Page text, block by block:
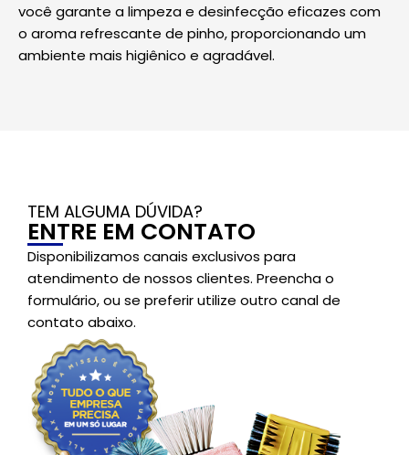
você garante a limpeza e desinfecção eficazes com
o aroma refrescante de pinho, proporcionando um
ambiente mais higiênico e agradável.
TEM ALGUMA DÚVIDA?
ENTRE EM CONTATO
Disponibilizamos canais exclusivos para
atendimento de nossos clientes. Preencha o
formulário, ou se preferir utilize outro canal de
contato abaixo.